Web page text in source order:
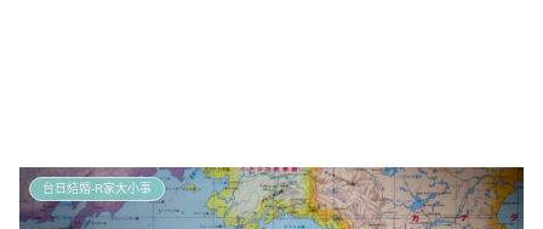
台日結婚-R家大小事